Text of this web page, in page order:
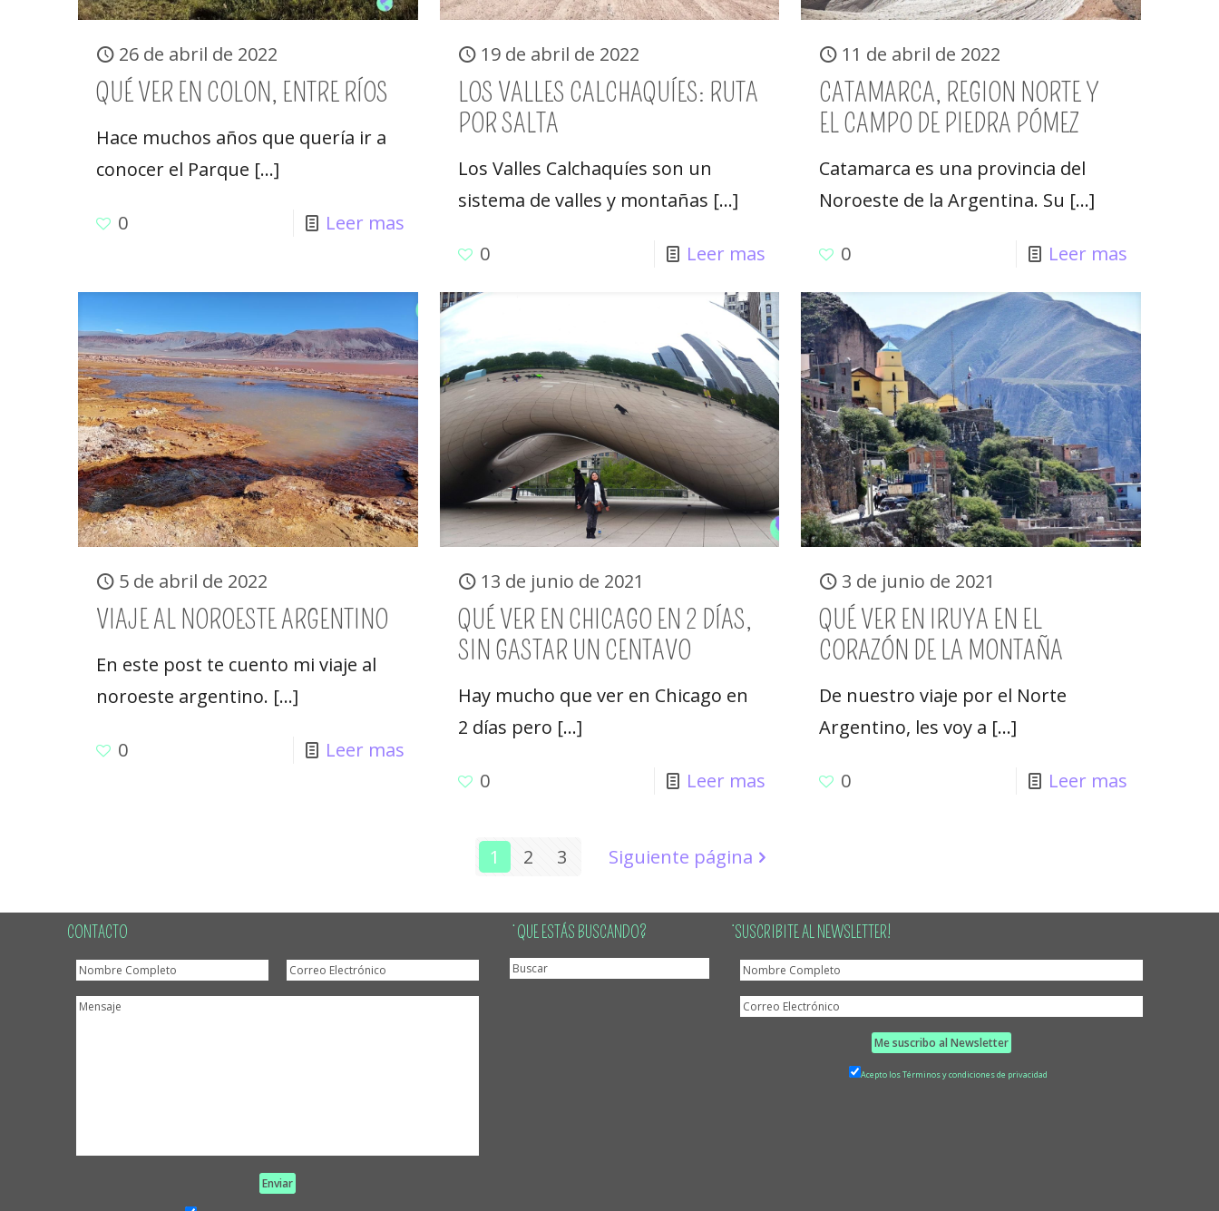
26 de abril de 2022
QUÉ VER EN COLON, ENTRE RÍOS
Hace muchos años que quería ir a
conocer el Parque […]
0 Leer mas
19 de abril de 2022
LOS VALLES CALCHAQUÍES: RUTA
POR SALTA
Los Valles Calchaquíes son un
sistema de valles y montañas […]
0 Leer mas
11 de abril de 2022
CATAMARCA, REGION NORTE Y
EL CAMPO DE PIEDRA PÓMEZ
Catamarca es una provincia del
Noroeste de la Argentina. Su […]
0 Leer mas
5 de abril de 2022
VIAJE AL NOROESTE ARGENTINO
En este post te cuento mi viaje al
noroeste argentino. […]
0 Leer mas
13 de junio de 2021
QUÉ VER EN CHICAGO EN 2 DÍAS,
SIN GASTAR UN CENTAVO
Hay mucho que ver en Chicago en
2 días pero […]
0 Leer mas
3 de junio de 2021
QUÉ VER EN IRUYA EN EL
CORAZÓN DE LA MONTAÑA
De nuestro viaje por el Norte
Argentino, les voy a […]
0 Leer mas
1 2 3 Siguiente página
CONTACTO ¿QUE ESTÁS BUSCANDO? ¡SUSCRIBITE AL NEWSLETTER!
Acepto los Términos y condiciones de privacidad